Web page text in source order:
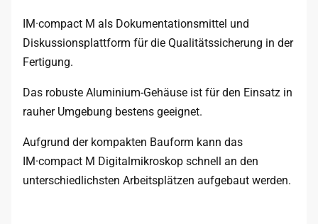
IM·compact M als Dokumentationsmittel und
Diskussionsplattform für die Qualitätssicherung in der
Fertigung.
Das robuste Aluminium-Gehäuse ist für den Einsatz in
rauher Umgebung bestens geeignet.
Aufgrund der kompakten Bauform kann das
IM·compact M Digitalmikroskop schnell an den
unterschiedlichsten Arbeitsplätzen aufgebaut werden.